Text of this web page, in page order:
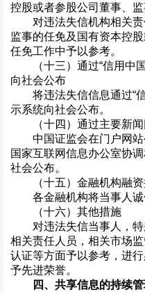
控股或者参股公司董事、
对违法失信机构相关责
监事的任免及国有资本控
任免工作中予以参考。
（十三）通过“信用中国
向社会公布
将违法失信信息通过“信
示系统向社会公布。
（十四）通过主要新闻
中国证监会在门户网站
国家互联网信息办公室协
社会公布。
（十五）金融机构融资
各金融机构将当事人诚
（十六）其他措施
对违法失信当事人，特
相关责任人员，相关市场
认证等方面予以参考，进
予先进荣誉。
四、共享信息的持续